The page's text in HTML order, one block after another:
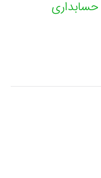
حسابداری